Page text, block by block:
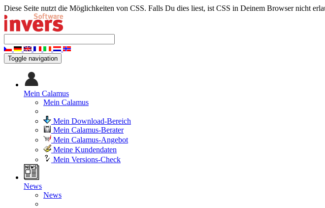
Diese Seite nutzt die Möglichkeiten von CSS. Falls Du dies liest, ist CSS in Deinem Browser nicht
Toggle navigation
Mein Calamus
Mein Calamus
Mein Download-Bereich
Mein Calamus-Berater
Mein Calamus-Angebot
Meine Kundendaten
Mein Versions-Check
News
News